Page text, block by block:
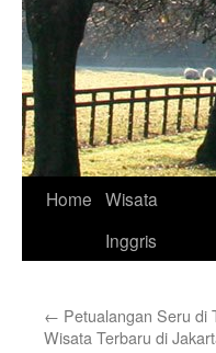
Home Wisata
Inggris
← Petualangan Seru di
Wisata Terbaru di